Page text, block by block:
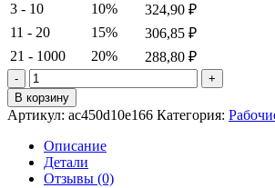
3 - 10
10% 324,90 ₽
11 - 20
15% 306,85 ₽
21 - 1000
20% 288,80 ₽
Количество
товара
Русский
язык.
Рабочая
тетрадь
№
В корзину
Артикул: ac450d10e166 Категория:
Описание
Детали
Отзывы (0)